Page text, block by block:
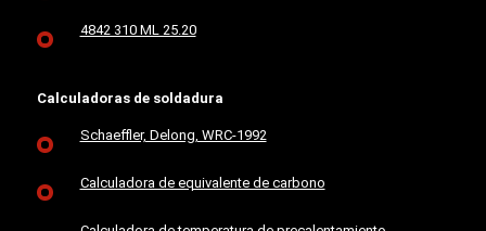
4842 310 ML 25.20
Calculadoras de soldadura
Schaeffler, Delong, WRC-1992
Calculadora de equivalente de carbono